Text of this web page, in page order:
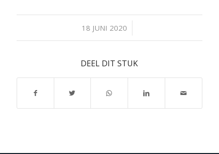
18 JUNI 2020
/
DEEL DIT STUK